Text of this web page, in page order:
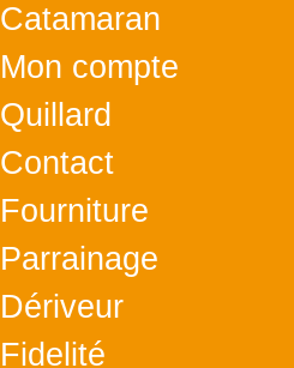
Catamaran
Mon compte
Quillard
Contact
Fourniture
Parrainage
Dériveur
Fidelité